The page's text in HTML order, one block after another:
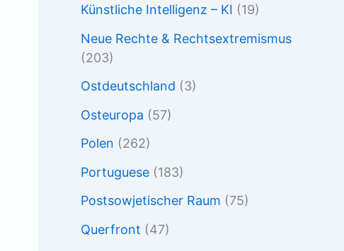
Künstliche Intelligenz – KI (19)
Neue Rechte & Rechtsextremismus
(203)
Ostdeutschland (3)
Osteuropa (57)
Polen (262)
Portuguese (183)
Postsowjetischer Raum (75)
Querfront (47)